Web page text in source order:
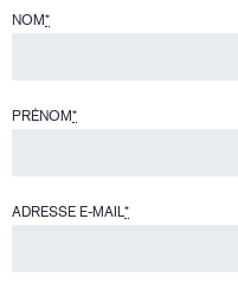
NOM*
PRÉNOM*
ADRESSE E-MAIL*